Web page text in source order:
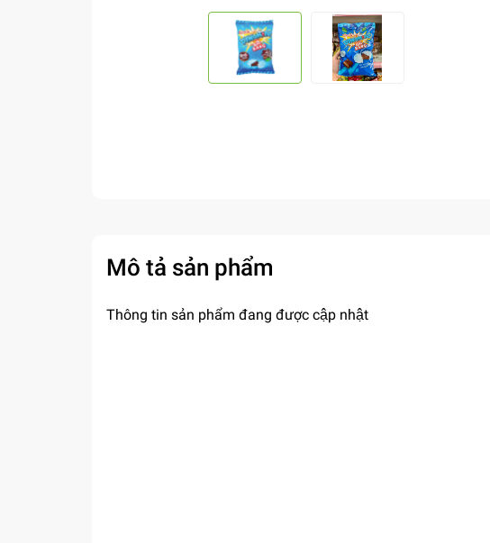
Mô tả sản phẩm
Thông tin sản phẩm đang được cập nhật